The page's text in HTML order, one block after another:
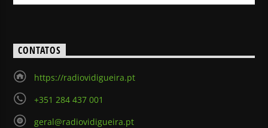
CONTATOS
https://radiovidigueira.pt
+351 284 437 001
geral@radiovidigueira.pt